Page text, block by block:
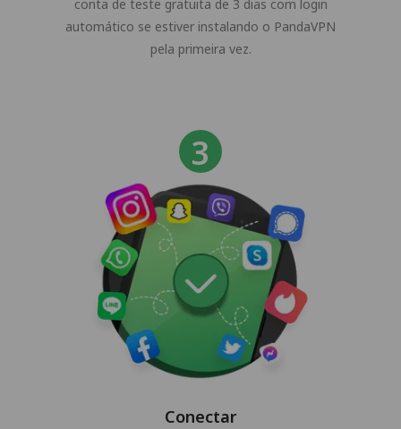
conta de teste gratuita de 3 dias com login
automático se estiver instalando o PandaVPN
pela primeira vez.
Conectar